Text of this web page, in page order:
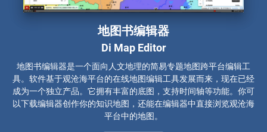
地图书编辑器
Di Map Editor
地图书编辑器是一个面向人文地理的简易专题地图跨平台编辑工
具。软件基于观沧海平台的在线地图编辑工具发展而来，现在已经
成为一个独立产品。它拥有丰富的底图，支持时间轴等功能。你可
以下载编辑器创作你的知识地图，还能在编辑器中直接浏览观沧海
平台中的地图。